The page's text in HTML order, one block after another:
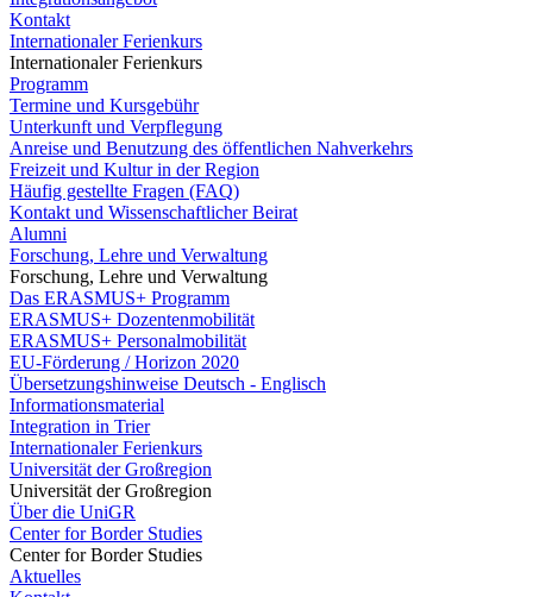
Kontakt
Internationaler Ferienkurs
Internationaler Ferienkurs
Programm
Termine und Kursgebühr
Unterkunft und Verpflegung
Anreise und Benutzung des öffentlichen Nahverkehrs
Freizeit und Kultur in der Region
Häufig gestellte Fragen (FAQ)
Kontakt und Wissenschaftlicher Beirat
Alumni
Forschung, Lehre und Verwaltung
Forschung, Lehre und Verwaltung
Das ERASMUS+ Programm
ERASMUS+ Dozentenmobilität
ERASMUS+ Personalmobilität
EU-Förderung / Horizon 2020
Übersetzungshinweise Deutsch - Englisch
Informationsmaterial
Integration in Trier
Internationaler Ferienkurs
Universität der Großregion
Universität der Großregion
Über die UniGR
Center for Border Studies
Center for Border Studies
Aktuelles